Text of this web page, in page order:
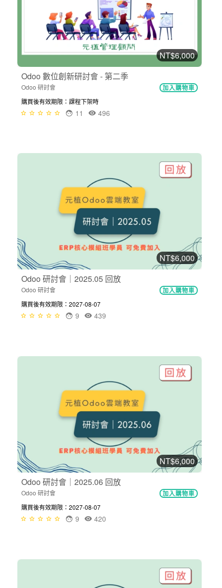
NT$6,000
Odoo 數位創新研討會 - 第二季
Odoo 研討會 加入購物車
購買後有效期限：課程下架時
496
11
NT$6,000
Odoo 研討會｜2025.05 回放
Odoo 研討會 加入購物車
購買後有效期限：2027-08-07
439
9
NT$6,000
Odoo 研討會｜2025.06 回放
Odoo 研討會 加入購物車
購買後有效期限：2027-08-07
420
9